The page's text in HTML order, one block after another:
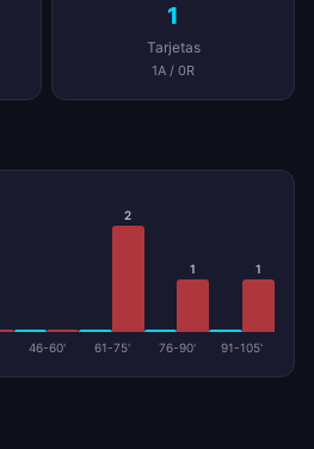
1
Tarjetas
1A / 0R
46-60'
2
61-75'
1
76-90'
1
91-105'